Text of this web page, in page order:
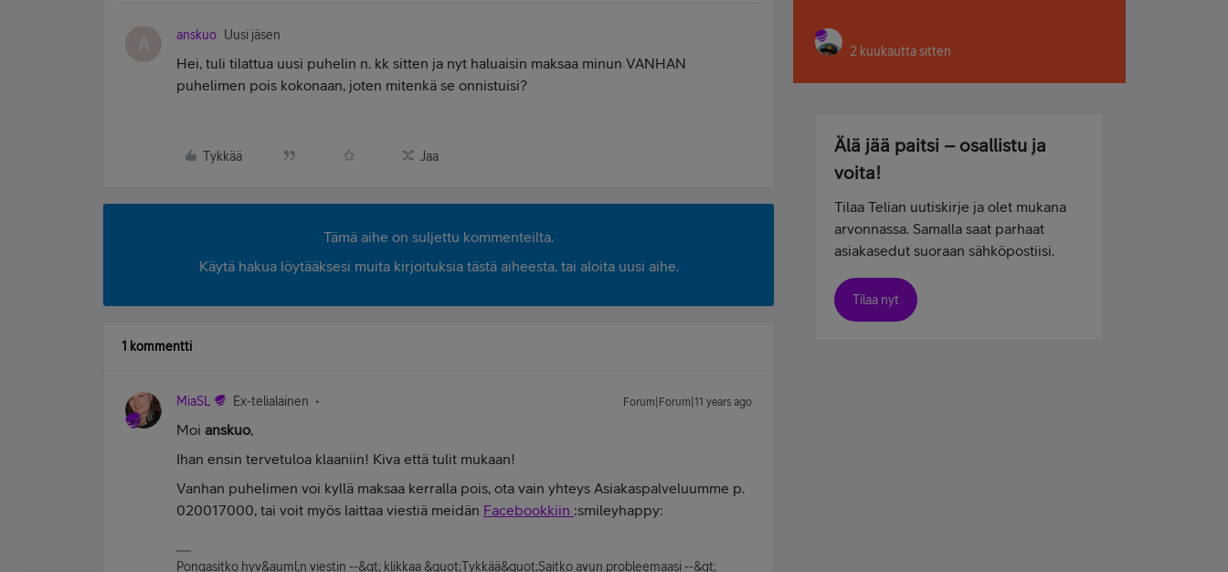
A anskuo Uusi jäsen
Hei, tuli tilattua uusi puhelin n. kk sitten ja nyt haluaisin maksaa minun VANHAN
puhelimen pois kokonaan, joten mitenkä se onnistuisi?
Tykkää Jaa
Tämä aihe on suljettu kommenteilta.
Käytä hakua löytääksesi muita kirjoituksia tästä aiheesta, tai aloita uusi aihe.
1 kommentti
MiaSL Ex-telialainen Forum|Forum|11 years ago
Moi anskuo,
Ihan ensin tervetuloa klaaniin! Kiva että tulit mukaan!
Vanhan puhelimen voi kyllä maksaa kerralla pois, ota vain yhteys Asiakaspalveluumme p.
020017000, tai voit myös laittaa viestiä meidän Facebookkiin :smileyhappy:
Pongasitko hyv&auml;n viestin --&gt; klikkaa &quot;Tykkää&quot;Saitko avun probleemaasi --&gt;
2 kuukautta sitten
Älä jää paitsi – osallistu ja
voita!
Tilaa Telian uutiskirje ja olet mukana
arvonnassa. Samalla saat parhaat
asiakasedut suoraan sähköpostiisi.
Tilaa nyt